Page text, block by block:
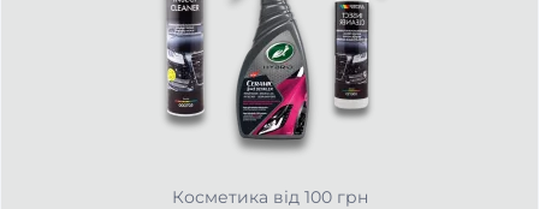
Косметика від 100 грн